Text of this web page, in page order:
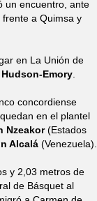
un encuentro, ante
a Quimsa y
en La Unión de
Emory
concordiense
en el plantel
Nzeakor(Estados
Alcalá (Venezuela).
y 2,03 metros de
de Básquet al